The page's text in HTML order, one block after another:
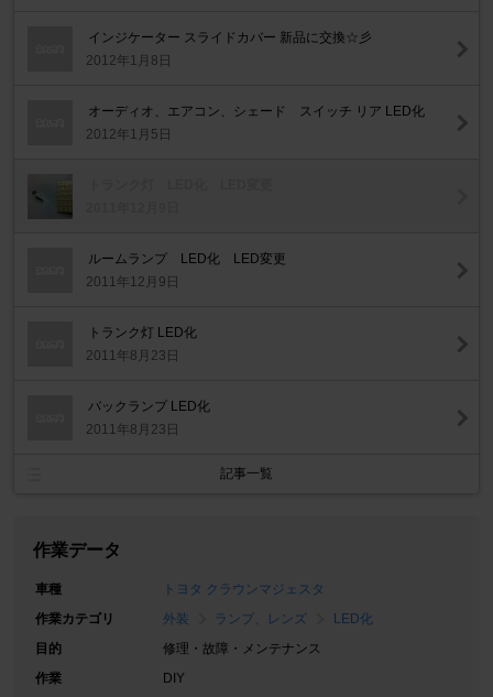
インジケーター スライドカバー 新品に交換☆彡
2012年1月8日
オーディオ、エアコン、シェード スイッチ リア LED化
2012年1月5日
ルームランプ LED化 LED変更
2011年12月9日
トランク灯 LED化
2011年8月23日
バックランプ LED化
2011年8月23日
記事一覧
作業データ
車種
トヨタ クラウンマジェスタ
作業カテゴリ
外装 ランプ、レンズ
LED化
目的
修理・故障・メンテナンス
作業
DIY